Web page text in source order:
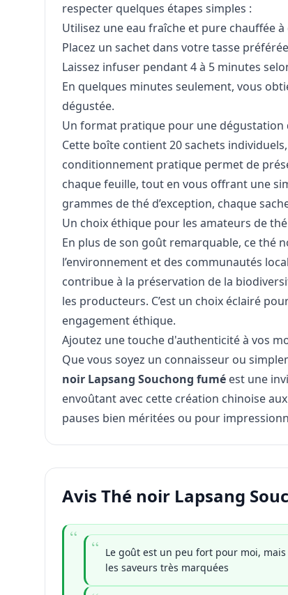
respecter quelques étapes simples :
Utilisez une eau fraîche et pure chauffée à
Placez un sachet dans votre tasse
Laissez infuser pendant 4 à 5 minutes
En quelques minutes seulement, vous
dégustée.
Un format pratique pour une dégustation
Cette boîte contient 20 sachets
conditionnement pratique permet de
chaque feuille, tout en vous offrant une
grammes de thé d’exception, chaque
Un choix éthique pour les amateurs de thé
En plus de son goût remarquable, ce thé
l’environnement et des communautés
contribue à la préservation de la
les producteurs. C’est un choix éclairé
engagement éthique.
Ajoutez une touche d'authenticité à vos
Que vous soyez un connaisseur ou
noir Lapsang Souchong fumé est une
envoûtant avec cette création chinoise
pauses bien méritées ou pour
Avis Thé noir Lapsang
Le goût est un peu fort pour moi,
les saveurs très marquées